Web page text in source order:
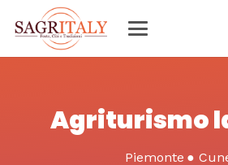
Agriturismo
Piemonte ●